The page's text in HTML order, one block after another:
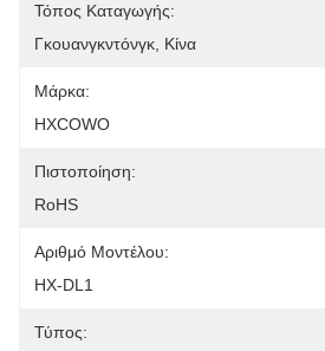
Τόπος Καταγωγής:
Γκουανγκντόνγκ, Κίνα
Μάρκα:
HXCOWO
Πιστοποίηση:
RoHS
Αριθμό Μοντέλου:
HX-DL1
Τύπος: